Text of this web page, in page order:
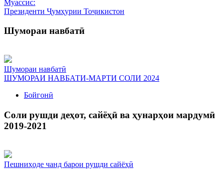
Муассис:
Президенти Ҷумҳурии Тоҷикистон
Шумораи навбатӣ
Шумораи навбатӣ
ШУМОРАИ НАВБАТИ-МАРТИ СОЛИ 2024
Бойгонӣ
Соли рушди деҳот, сайёҳӣ ва ҳунарҳои мардумӣ
2019-2021
Пешниҳоде чанд барои рушди сайёҳӣ